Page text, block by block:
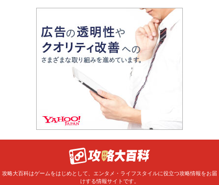
攻略大百科はゲームをはじめとして、エンタメ・ライフスタイルに役立つ攻略情報をお届
けする情報サイトです。